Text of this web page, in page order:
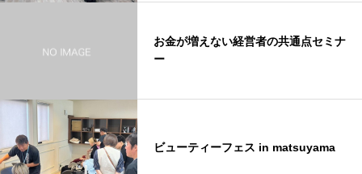
お金が増えない経営者の共通点セミナ
ー
ビューティーフェス in matsuyama